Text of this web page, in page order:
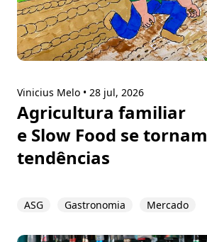
Vinicius Melo • 28 jul, 2026
Agricultura familiar
e Slow Food se tornam
tendências
ASG Gastronomia Mercado